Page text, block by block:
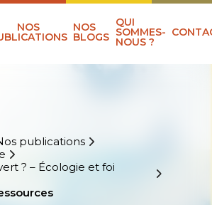
NOS NOS
BLOGS
QUI
SOMMES-
NOUS ?
publications
? – Écologie et foi